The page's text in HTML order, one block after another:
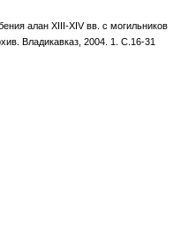
алан XIII-XIV вв. с могильников
Владикавказ, 2004. 1. С.16-31